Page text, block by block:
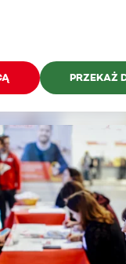
PRZEKAŻ